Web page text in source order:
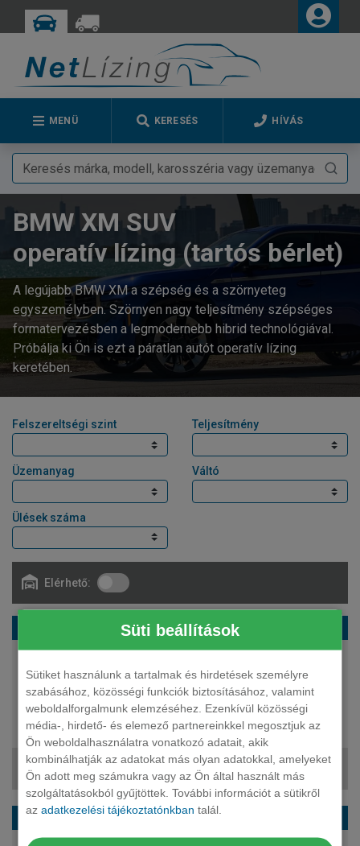
Süti beállítások
Sütiket használunk a tartalmak és hirdetések személyre
szabásához, közösségi funkciók biztosításához, valamint
weboldalforgalmunk elemzéséhez. Ezenkívül közösségi
média-, hirdető- és elemező partnereinkkel megosztjuk az
Ön weboldalhasználatra vonatkozó adatait, akik
kombinálhatják az adatokat más olyan adatokkal, amelyeket
Ön adott meg számukra vagy az Ön által használt más
szolgáltatásokból gyűjtöttek. További információt a sütikről
azadatkezelési tájékoztatónkban talál.
MENÜ KERESÉS HÍVÁS
BMW XM SUV
operatív lízing (tartós bérlet)
A legújabb BMW XM a szépség és a szörnyeteg
egyszemélyben. Szörnyen nagy teljesítmény szépséges
formatervezésben a legmodernebb hibrid technológiával.
Próbálja ki Ön is ezt a páratlan autót operatív lízing
keretében.
Felszereltségi szint Teljesítmény
Üzemanyag Váltó
Ülések száma
Elérhető:
BMW XM suv XM 50e Aut.
plug-in hybrid
automata
5 fő
55 512 000 Ft
834 464 Ft + ÁFA
BMW XM suv XM Label Aut.